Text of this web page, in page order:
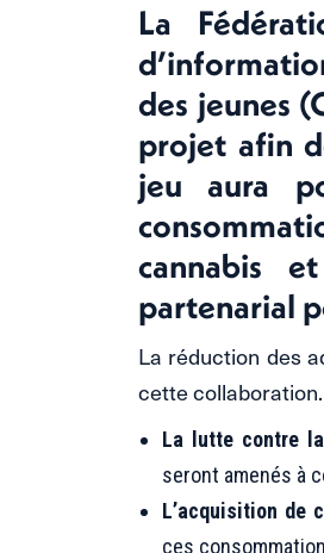
La
des jeunes
projet afin
jeu aura
cannabis
partenarial
La réduction des
cette
La lutte contre
seront amenés à
L’acquisition de
ces